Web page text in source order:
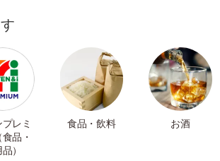
レミ
品・
）
食品・飲料 お酒